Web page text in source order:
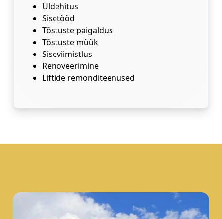
Üldehitus
Sisetööd
Tõstuste paigaldus
Tõstuste müük
Siseviimistlus
Renoveerimine
Liftide remonditeenused